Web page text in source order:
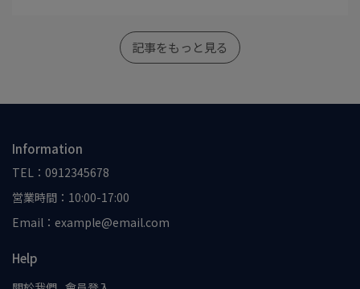
記事をもっと見る
Information
TEL：0912345678
営業時間：10:00-17:00
Email：example@email.com
Help